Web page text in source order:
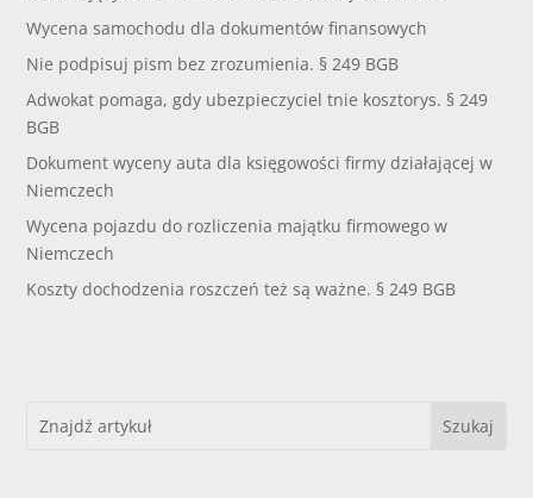
Wycena samochodu dla dokumentów finansowych
Nie podpisuj pism bez zrozumienia. § 249 BGB
Adwokat pomaga, gdy ubezpieczyciel tnie kosztorys. § 249
BGB
Dokument wyceny auta dla księgowości firmy działającej w
Niemczech
Wycena pojazdu do rozliczenia majątku firmowego w
Niemczech
Koszty dochodzenia roszczeń też są ważne. § 249 BGB